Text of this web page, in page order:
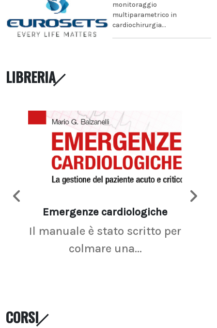
monitoraggio
multiparametrico in
cardiochirurgia...
LIBRERIA
Emergenze cardiologiche
Il manuale è stato scritto per
colmare una...
CORSI